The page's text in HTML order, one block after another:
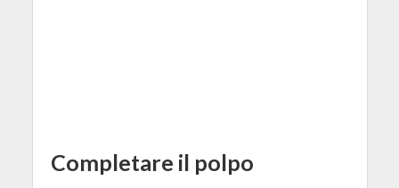
Completare il polpo